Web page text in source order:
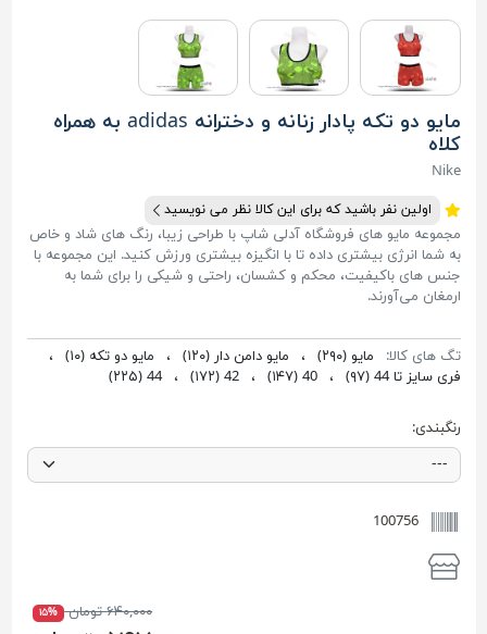
مایو دو تکه پادار زنانه و دخترانه adidas به همراه
کلاه
Nike
اولین نفر باشید که برای این کالا نظر می نویسید
مجموعه مایو های فروشگاه آدلی شاپ با طراحی زیبا، رنگ های شاد و خاص
به شما انرژی بیشتری داده تا با انگیزه بیشتری ورزش کنید. این مجموعه با
جنس های باکیفیت، محکم و کشسان، راحتی و شیکی را برای شما به
ارمغان می‌آورند.
تگ های کالا: مایو(۲۹۰) ، مایو دامن دار(۱۲۰) ، مایو دو تکه(۱۰)
،
فری سایز تا 44
(۹۷) ، 40 (۱۴۷) ، 42 (۱۷۲) ، 44 (۲۲۵)
رنگبندی:
100756
۶۴۰,۰۰۰ تومان ۱۵%